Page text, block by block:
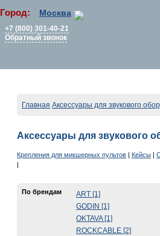
Город: Москва
+7 (800) 301-40-21
Обратный звонок
Главная Аксессуары для звукового
Аксессуары для звукового
Крепления для микшерных пультов | Кейсы |
|
По брендам ART [1]
GODIN [1]
OKTAVA [1]
ROCKCABLE [2]